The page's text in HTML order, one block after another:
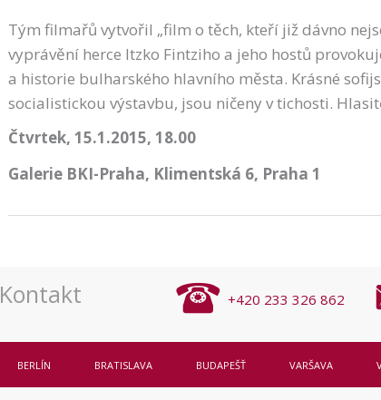
Tým filmařů vytvořil „film o těch, kteří již dávno
vyprávění herce Itzko Fintziho a jeho hostů
a historie bulharského hlavního města. Krásné
socialistickou výstavbu, jsou ničeny v tichosti.
Čtvrtek, 15.1.2015, 18.00
Galerie BKI-Praha, Klimentská 6, Praha 1
Kontakt +420 233 326 862
BERLÍN BRATISLAVA BUDAPEŠŤ VARŠAVA